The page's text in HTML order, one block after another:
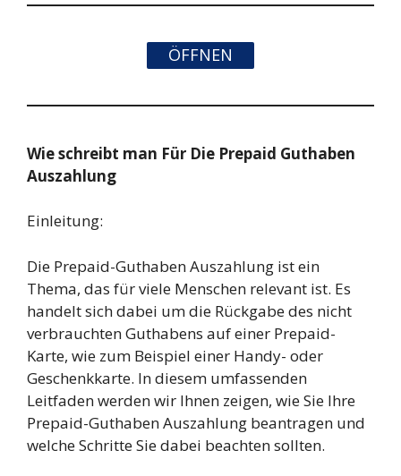
ÖFFNEN
Wie schreibt man Für Die Prepaid Guthaben
Auszahlung
Einleitung:
Die Prepaid-Guthaben Auszahlung ist ein
Thema, das für viele Menschen relevant ist. Es
handelt sich dabei um die Rückgabe des nicht
verbrauchten Guthabens auf einer Prepaid-
Karte, wie zum Beispiel einer Handy- oder
Geschenkkarte. In diesem umfassenden
Leitfaden werden wir Ihnen zeigen, wie Sie Ihre
Prepaid-Guthaben Auszahlung beantragen und
welche Schritte Sie dabei beachten sollten.